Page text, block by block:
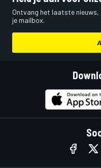
Ontvang het laatste
je mailbox.